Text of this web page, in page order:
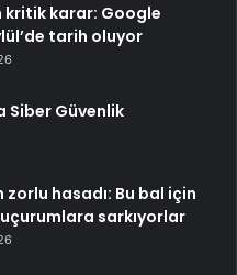
kritik karar: Google
tarih oluyor
Siber Güvenlik
zorlu hasadı: Bu bal için
sarkıyorlar